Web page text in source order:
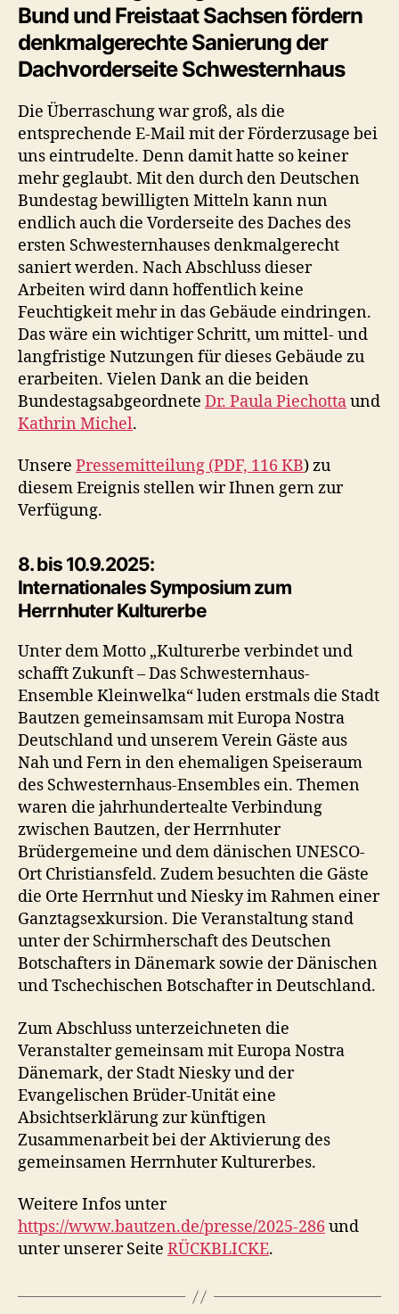
Bund und Freistaat Sachsen fördern
denkmalgerechte Sanierung der
Dachvorderseite Schwesternhaus
Die Überraschung war groß, als die
entsprechende E-Mail mit der Förderzusage bei
uns eintrudelte. Denn damit hatte so keiner
mehr geglaubt. Mit den durch den Deutschen
Bundestag bewilligten Mitteln kann nun
endlich auch die Vorderseite des Daches des
ersten Schwesternhauses denkmalgerecht
saniert werden. Nach Abschluss dieser
Arbeiten wird dann hoffentlich keine
Feuchtigkeit mehr in das Gebäude eindringen.
Das wäre ein wichtiger Schritt, um mittel- und
langfristige Nutzungen für dieses Gebäude zu
erarbeiten. Vielen Dank an die beiden
Bundestagsabgeordnete Dr. Paula Piechottaund
Kathrin Michel.
Unsere Pressemitteilung (PDF, 116 KB) zu
diesem Ereignis stellen wir Ihnen gern zur
Verfügung.
8. bis 10.9.2025:
Internationales Symposium zum
Herrnhuter Kulturerbe
Unter dem Motto „Kulturerbe verbindet und
schafft Zukunft – Das Schwesternhaus-
Ensemble Kleinwelka“ luden erstmals die Stadt
Bautzen gemeinsamsam mit Europa Nostra
Deutschland und unserem Verein Gäste aus
Nah und Fern in den ehemaligen Speiseraum
des Schwesternhaus-Ensembles ein. Themen
waren die jahrhundertealte Verbindung
zwischen Bautzen, der Herrnhuter
Brüdergemeine und dem dänischen UNESCO-
Ort Christiansfeld. Zudem besuchten die Gäste
die Orte Herrnhut und Niesky im Rahmen einer
Ganztagsexkursion. Die Veranstaltung stand
unter der Schirmherschaft des Deutschen
Botschafters in Dänemark sowie der Dänischen
und Tschechischen Botschafter in Deutschland.
Zum Abschluss unterzeichneten die
Veranstalter gemeinsam mit Europa Nostra
Dänemark, der Stadt Niesky und der
Evangelischen Brüder-Unität eine
Absichtserklärung zur künftigen
Zusammenarbeit bei der Aktivierung des
gemeinsamen Herrnhuter Kulturerbes.
Weitere Infos unter
https://www.bautzen.de/presse/2025-286 und
unter unserer Seite RÜCKBLICKE.